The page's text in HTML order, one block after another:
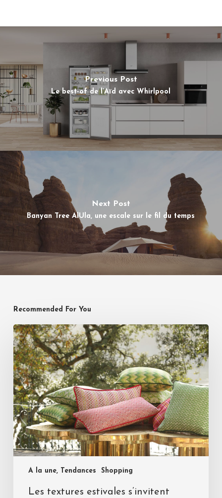
Previous Post
Le best-of de l’Aïd avec Whirlpool
Next Post
Banyan Tree AlUla, une escale sur le fil du temps
Recommended For You
A la une, Tendances Shopping
Les textures estivales s’invitent